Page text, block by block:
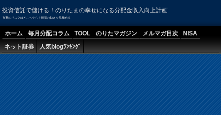
投資信託で儲ける！のりたまの幸せになる分配金収入向上計画
有事のリスクはどこへやら？相場の動きを見極める
ホーム 毎月分配コラム TOOL のりたマガジン メルマガ目次
NISA
ネット証券
人気blogﾗﾝｷﾝｸﾞ